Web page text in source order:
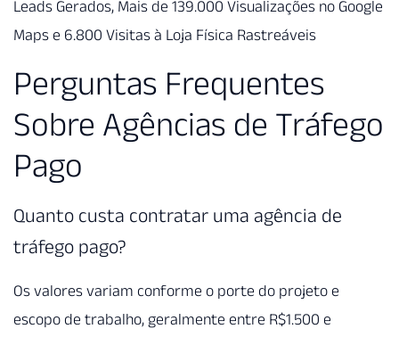
Leads Gerados, Mais de 139.000 Visualizações no Google
Maps e 6.800 Visitas à Loja Física Rastreáveis
Perguntas Frequentes
Sobre Agências de Tráfego
Pago
Quanto custa contratar uma agência de
tráfego pago?
Os valores variam conforme o porte do projeto e
escopo de trabalho, geralmente entre R$1.500 e